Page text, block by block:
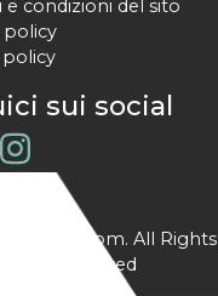
e condizioni del sito
policy
policy
sui social
YPtrainer.com. All Rights
Reserved